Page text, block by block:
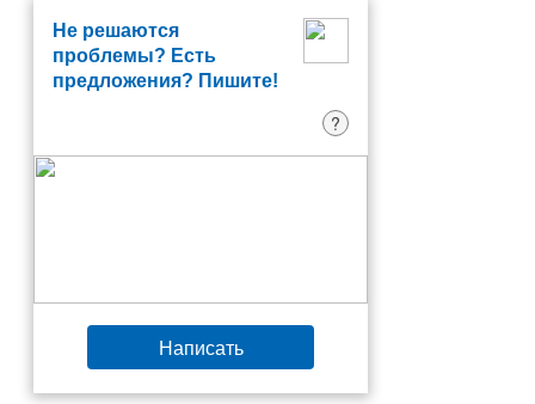
Не решаются
проблемы? Есть
предложения? Пишите!
?
Написать